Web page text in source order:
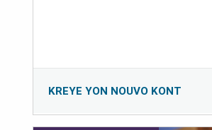
KREYE YON NOUVO KONT